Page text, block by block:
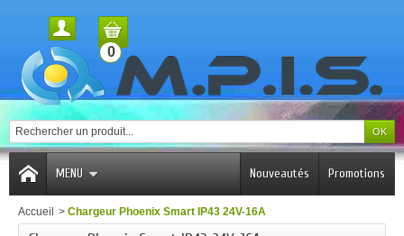
0
MENU Promotions
Nouveautés
Accueil > Chargeur Phoenix Smart IP43 24V-16A